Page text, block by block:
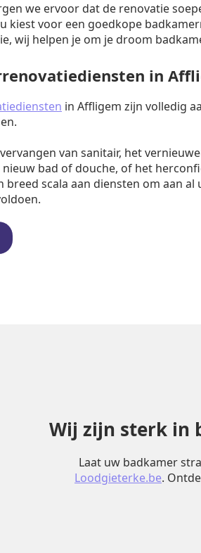
we ervoor dat de renovatie
kiest voor een goedkope
wij helpen je om je droom
in
in Affligem zijn volledig
van sanitair, het
bad of douche, of het
breed scala aan diensten om aan al
Wij zijn sterk in
Laat uw badkamer
Loodgieterke.be.